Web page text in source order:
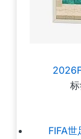
标
FIFA